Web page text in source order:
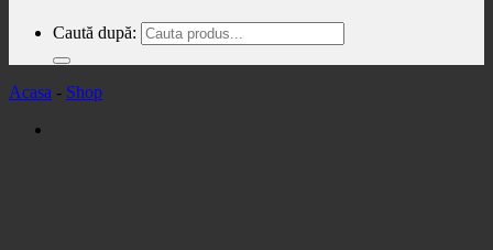
Caută după:
Acasa - Shop